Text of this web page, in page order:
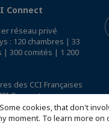
cookies, that don't
moment. To learn more
Connect
réseau privé
: 120 chambres | 33
300 comités | 1 200
des CCI Françaises
Connect.